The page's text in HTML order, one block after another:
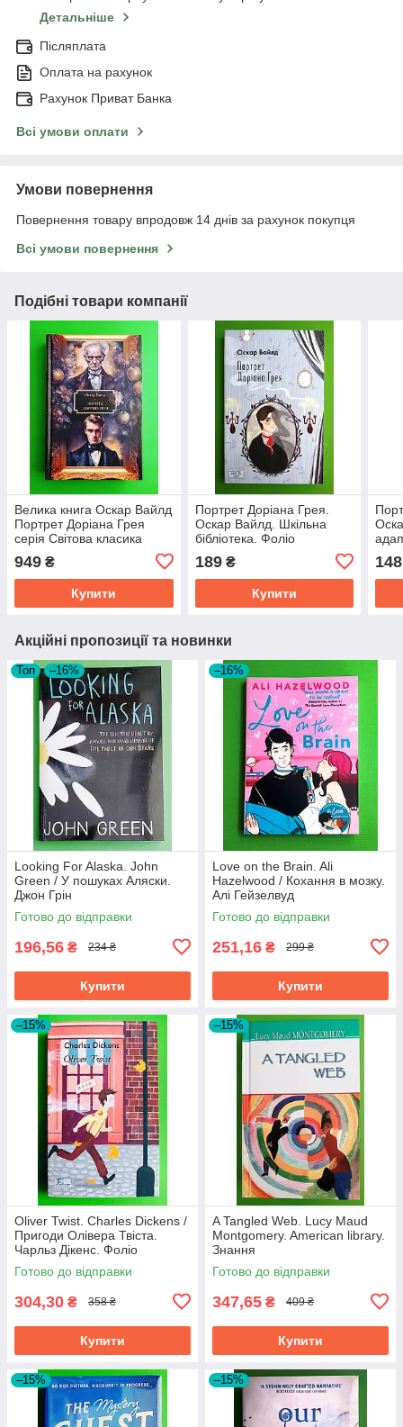
Детальніше
Післяплата
Оплата на рахунок
Рахунок Приват Банка
Всі умови оплати
Умови повернення
Повернення товару впродовж 14 днів за рахунок покупця
Всі умови повернення
Подібні товари компанії
Велика книга Оскар Вайлд
Портрет Доріана Грея
серія Світова класика
949 ₴
Купити
Портрет Доріана Грея.
Оскар Вайлд. Шкільна
бібліотека. Фоліо
189₴
Купити
148
Акційні пропозиції та новинки
Топ –16%
Looking For Alaska. John
Green / У пошуках Аляски.
Джон Грін
Готово до відправки
196,56 ₴ 234 ₴
Купити
–16%
Love on the Brain. Ali
Hazelwood / Кохання в мозку.
Алі Гейзелвуд
Готово до відправки
251,16 ₴ 299 ₴
Купити
–15%
Oliver Twist. Charles Dickens /
Пригоди Олівера Твіста.
Чарльз Дікенс. Фоліо
Готово до відправки
304,30 ₴ 358 ₴
Купити
–15%
A Tangled Web. Lucy Maud
Montgomery. American library.
Знання
Готово до відправки
347,65 ₴ 409 ₴
Купити
–15% –15%